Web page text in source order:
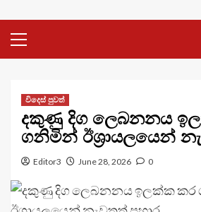
Menu
විදෙස් පුවත්
දකුණු දිග ලෙබනනය
ගනිමින් ඊශ්‍රායලයෙන්
Editor3 June 28, 2026 0